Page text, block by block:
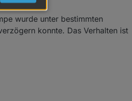
wurde unter bestimmten
konnte. Das Verhalten ist